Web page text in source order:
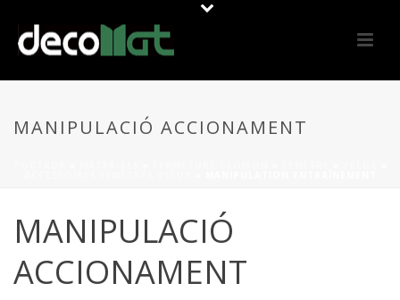
MANIPULACIÓ ACCIONAMENT
MANIPULACIÓ
ACCIONAMENT